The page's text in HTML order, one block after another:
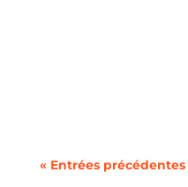
« Entrées précédentes